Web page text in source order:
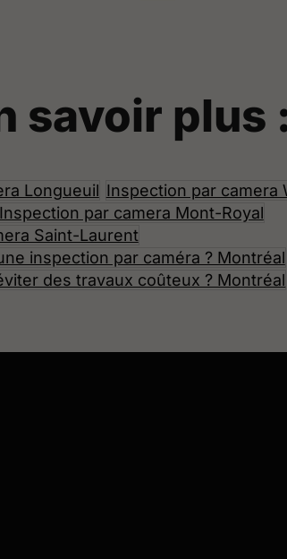
savoir plus :
Longueuil Inspection par camera
Inspection par camera Mont-Royal
Saint-Laurent
inspection par caméra ? Montréal
des travaux coûteux ? Montréal